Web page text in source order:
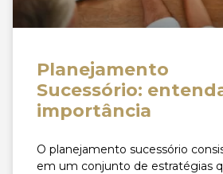
Planejamento
Sucessório:
importância
O planejamento sucessório
em um conjunto de estratégias